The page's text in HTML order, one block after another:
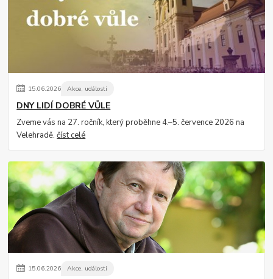
15.06.2026 Akce, události
DNY LIDÍ DOBRÉ VŮLE
Zveme vás na 27. ročník, který proběhne 4.–5. července 2026 na
Velehradě.číst celé
15.06.2026 Akce, události